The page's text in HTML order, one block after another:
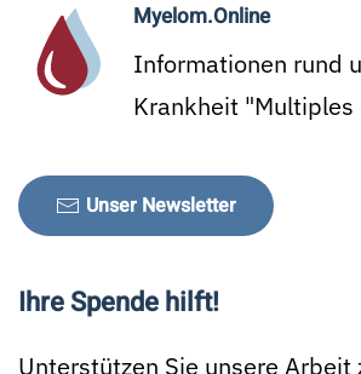
Myelom.Online
Informationen rund
Krankheit "Multiples
Unser Newsletter
Ihre Spende hilft!
Unterstützen Sie unsere Arbeit